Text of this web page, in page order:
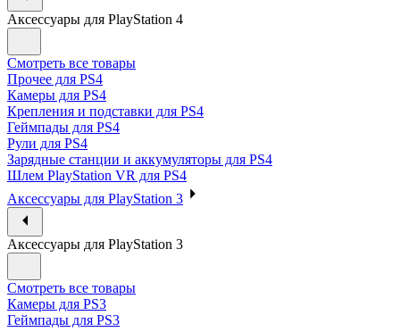
Аксессуары для PlayStation 4
Смотреть все товары
Прочее для PS4
Камеры для PS4
Крепления и подставки для PS4
Геймпады для PS4
Рули для PS4
Зарядные станции и аккумуляторы для PS4
Шлем PlayStation VR для PS4
Аксессуары для PlayStation 3
Аксессуары для PlayStation 3
Смотреть все товары
Камеры для PS3
Геймпады для PS3